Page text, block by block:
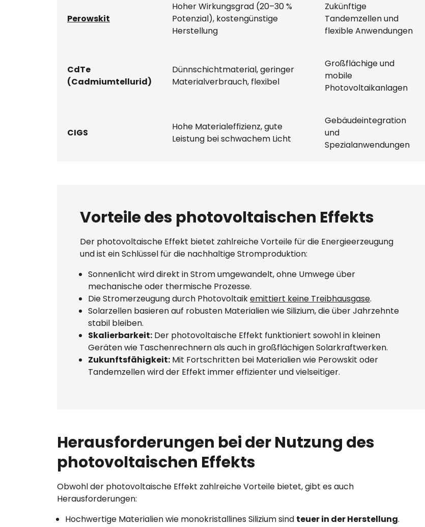
Perowskit
Hoher Wirkungsgrad (20–30 %
Potenzial), kostengünstige
Herstellung
Zukünftige
Tandemzellen und
flexible Anwendungen
CdTe
(Cadmiumtellurid)
Dünnschichtmaterial, geringer
Materialverbrauch, flexibel
Großflächige und
mobile
Photovoltaikanlagen
CIGS
Hohe Materialeffizienz, gute
Leistung bei schwachem Licht
Gebäudeintegration
und
Spezialanwendungen
Vorteile des photovoltaischen Effekts
Der photovoltaische Effekt bietet zahlreiche Vorteile für die Energieerzeugung
und ist ein Schlüssel für die nachhaltige Stromproduktion:
Sonnenlicht wird direkt in Strom umgewandelt, ohne Umwege über
mechanische oder thermische Prozesse.
Die Stromerzeugung durch Photovoltaikemittiert keine Treibhausgase.
Solarzellen basieren auf robusten Materialien wie Silizium, die über Jahrzehnte
stabil bleiben.
Skalierbarkeit: Der photovoltaische Effekt funktioniert sowohl in kleinen
Geräten wie Taschenrechnern als auch in großflächigen Solarkraftwerken.
Zukunftsfähigkeit: Mit Fortschritten bei Materialien wie Perowskit oder
Tandemzellen wird der Effekt immer effizienter und vielseitiger.
Herausforderungen bei der Nutzung des
photovoltaischen Effekts
Obwohl der photovoltaische Effekt zahlreiche Vorteile bietet, gibt es auch
Herausforderungen:
Hochwertige Materialien wie monokristallines Silizium sind teuer in der Herstellung.